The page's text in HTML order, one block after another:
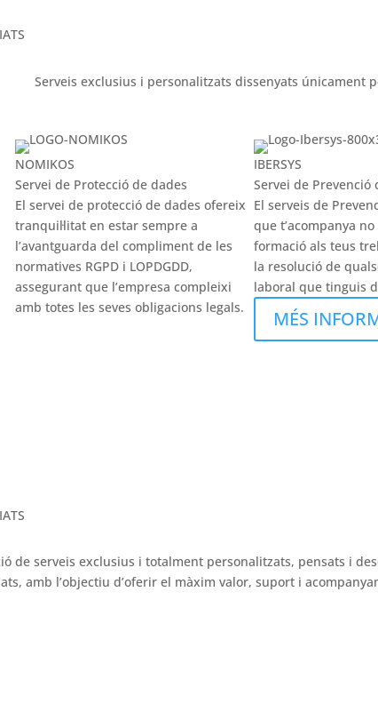
Serveis exclusius i personalitzats dissenyats únicament
NOMIKOS
Servei de Protecció de dades
El servei de protecció de dades ofereix
tranquil·litat en estar sempre a
l’avantguarda del compliment de les
normatives RGPD i LOPDGDD,
assegurant que l’empresa compleixi
amb totes les seves obligacions legals.
IBERSYS
Servei de Prevenció
El serveis de
que t’acompanya
formació als teus
la resolució de
laboral que tinguis
MÉS
de serveis exclusius i totalment personalitzats, pensats i
amb l’objectiu d’oferir el màxim valor, suport i